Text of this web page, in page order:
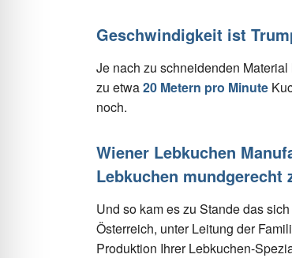
Geschwindigkeit ist
Je nach zu schneidenden
zu etwa20 Metern pro Minute
noch.
Wiener Lebkuchen
Lebkuchen mundgerecht
Und so kam es zu Stande das
Österreich, unter Leitung der
Produktion Ihrer Lebkuchen-